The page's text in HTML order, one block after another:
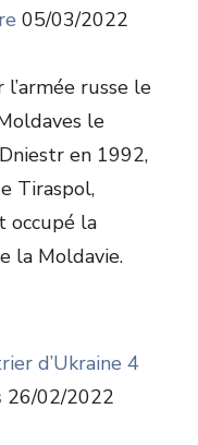
05/03/2022
l’armée russe le
le
en 1992,
Tiraspol,
occupé la
la Moldavie.
d’Ukraine 4
26/02/2022